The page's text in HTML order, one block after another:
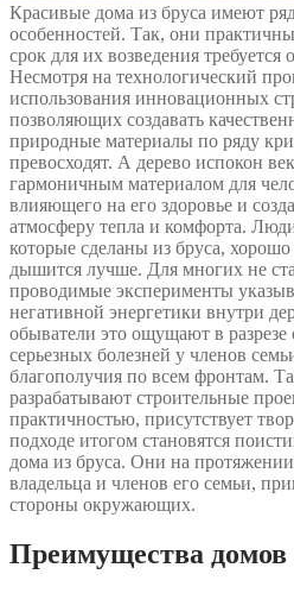
Красивые дома из бруса имеют
особенностей. Так, они
срок для их возведения
Несмотря на технологический
использования инновационных
позволяющих создавать
природные материалы по ряду
превосходят. А дерево испокон
гармоничным материалом для
влияющего на его здоровье и
атмосферу тепла и комфорта.
которые сделаны из бруса,
дышится лучше. Для многих не
проводимые эксперименты
негативной энергетики внутри
обыватели это ощущают в разрезе
серьезных болезней у членов
благополучия по всем фронтам.
разрабатывают строительные
практичностью, присутствует
подходе итогом становятся
дома из бруса. Они на
владельца и членов его семьи,
стороны окружающих.
Преимущества домов